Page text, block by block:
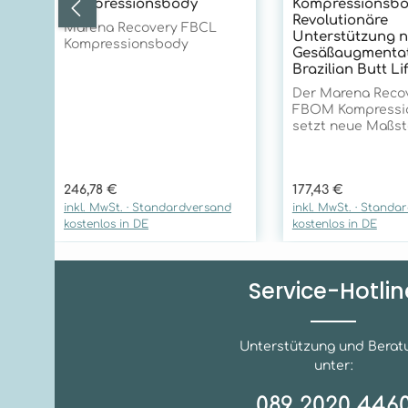
Kompressionsbody
Marena Recovery FBCL
Kompressionsbody
Regulärer Preis:
246,78 €
inkl. MwSt. · Standardversand
kostenlos in DE
Revolutionäre
Unterstützung
Brazilian Butt
Der Marena
FBOM
setzt neue
seiner
Technologie und
er unübertroffene
bei sakraler
und
Eingriffen Der FBOM
Nachsorge nach
Regulärer Preis:
177,43 €
inkl. MwSt. ·
kostenlos in DE
Service-
Unterstützung und
unter: